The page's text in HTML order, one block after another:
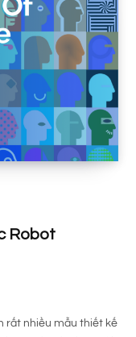
Robot
rất nhiều mẫu thiết kế